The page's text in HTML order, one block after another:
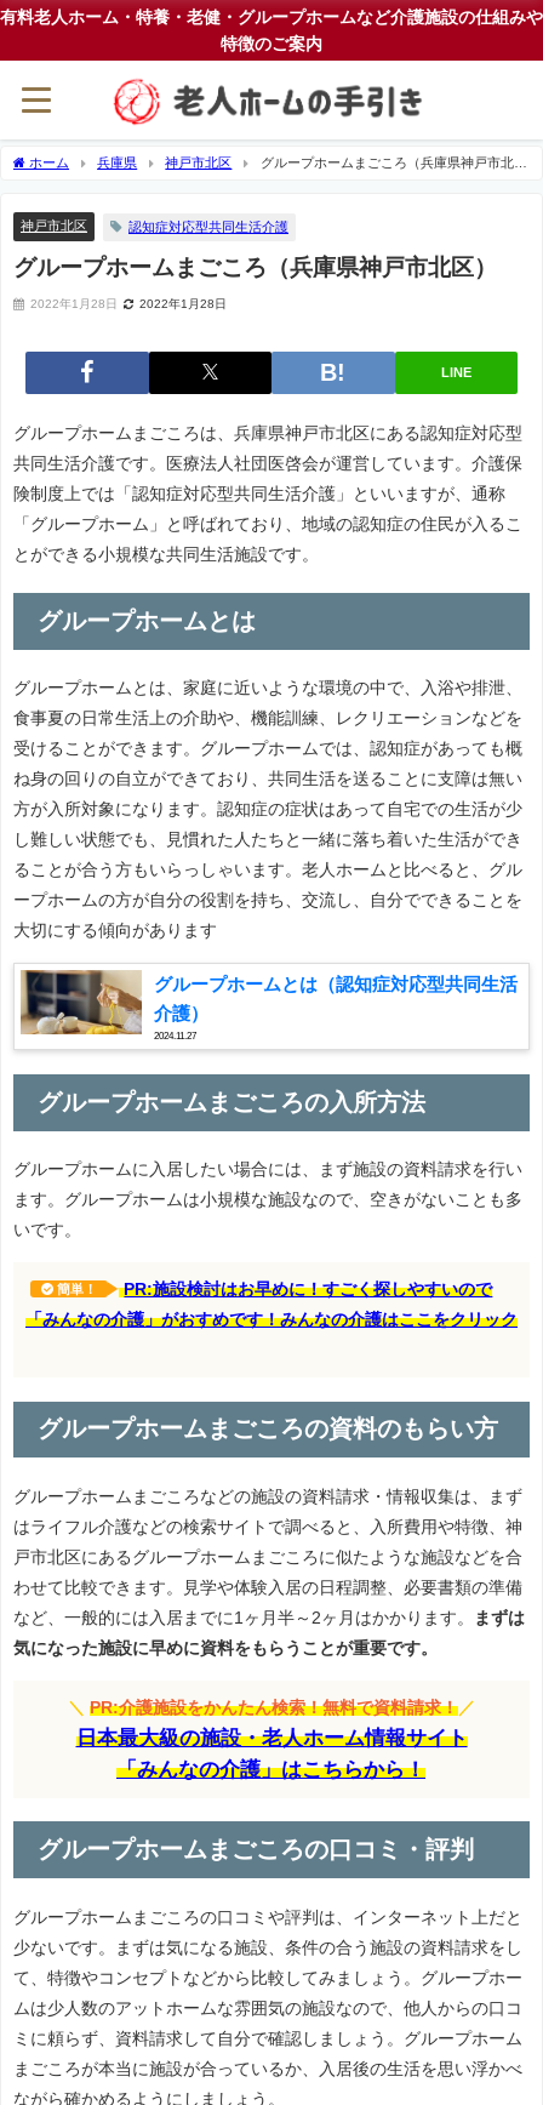
有料老人ホーム・特養・老健・グループホームなど介護施設の仕組みや
特徴のご案内
ホーム 兵庫県 神戸市北区
グループホームまごころ（兵庫県神戸市北
神戸市北区 認知症対応型共同生活介護
グループホームまごころ（兵庫県神戸市北区）
2022年1月28日 2022年1月28日
LINE
グループホームまごころは、兵庫県神戸市北区にある認知症対応型
共同生活介護です。医療法人社団医啓会が運営しています。介護保
険制度上では「認知症対応型共同生活介護」といいますが、通称
「グループホーム」と呼ばれており、地域の認知症の住民が入るこ
とができる小規模な共同生活施設です。
グループホームとは
グループホームとは、家庭に近いような環境の中で、入浴や排泄、
食事夏の日常生活上の介助や、機能訓練、レクリエーションなどを
受けることができます。グループホームでは、認知症があっても概
ね身の回りの自立ができており、共同生活を送ることに支障は無い
方が入所対象になります。認知症の症状はあって自宅での生活が少
し難しい状態でも、見慣れた人たちと一緒に落ち着いた生活ができ
ることが合う方もいらっしゃいます。老人ホームと比べると、グル
ープホームの方が自分の役割を持ち、交流し、自分でできることを
大切にする傾向があります
グループホームとは（認知症対応型共同生活
介護）
2024.11.27
グループホームまごころの入所方法
グループホームに入居したい場合には、まず施設の資料請求を行い
ます。グループホームは小規模な施設なので、空きがないことも多
いです。
簡単！
PR:施設検討はお早めに！すごく探しやすいので
「みんなの介護」がおすめです！みんなの介護はここをクリック
グループホームまごころの資料のもらい方
グループホームまごころなどの施設の資料請求・情報収集は、まず
はライフル介護などの検索サイトで調べると、入所費用や特徴、神
戸市北区にあるグループホームまごころに似たような施設などを合
わせて比較できます。見学や体験入居の日程調整、必要書類の準備
など、一般的には入居までに1ヶ月半～2ヶ月はかかります。
まずは
気になった施設に早めに資料をもらうことが重要です。
＼ PR:介護施設をかんたん検索！無料で資料請求！ ／
日本最大級の施設・老人ホーム情報サイト
「みんなの介護」はこちらから！
グループホームまごころの口コミ・評判
グループホームまごころの口コミや評判は、インターネット上だと
少ないです。まずは気になる施設、条件の合う施設の資料請求をし
て、特徴やコンセプトなどから比較してみましょう。グループホー
ムは少人数のアットホームな雰囲気の施設なので、他人からの口コ
ミに頼らず、資料請求して自分で確認しましょう。グループホーム
まごころが本当に施設が合っているか、入居後の生活を思い浮かべ
ながら確かめるようにしましょう。